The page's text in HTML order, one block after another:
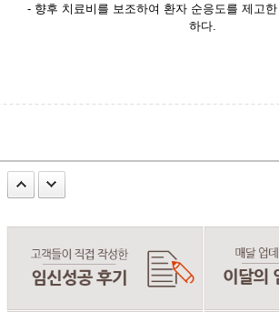
- 향후 치료비를 보조하여 환자 순응도를 제고
하다.